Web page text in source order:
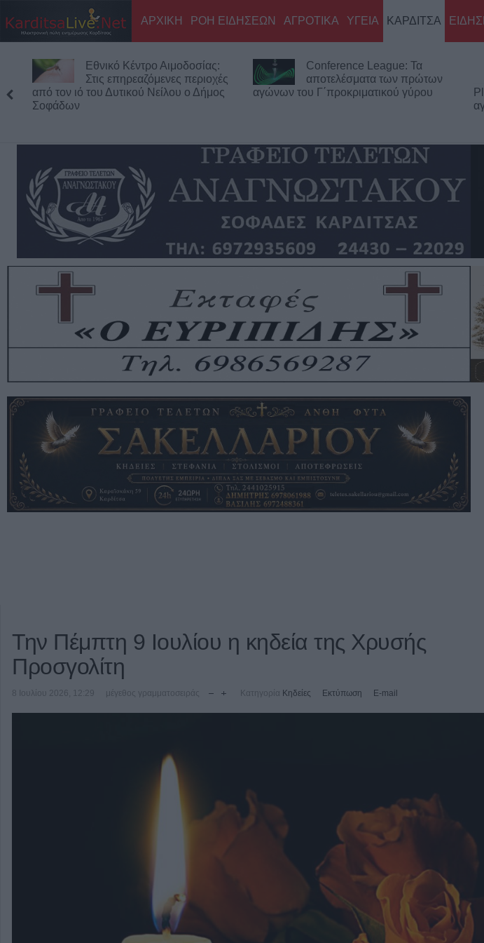
ΑΡΧΙΚΗ ΡΟΗ ΕΙΔΗΣΕΩΝ ΑΓΡΟΤΙΚΑ ΥΓΕΙΑ ΚΑΡΔΙΤΣΑ
Εθνικό Κέντρο Αιμοδοσίας:
Στις επηρεαζόμενες περιοχές
από τον ιό του Δυτικού Νείλου ο Δήμος
Σοφάδων
Conference League: Τα
αποτελέσματα των πρώτων
αγώνων του Γ΄προκριματικού γύρου
Την Πέμπτη 9 Ιουλίου η κηδεία της Χρυσής
Προσγολίτη
8 Ιουλίου 2026, 12:29 μέγεθος γραμματοσειράς Κατηγορία Κηδείες Εκτύπωση E-mail